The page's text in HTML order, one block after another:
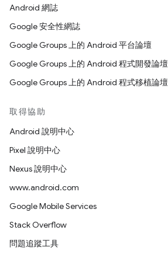
Android 網誌
Google 安全性網誌
Google Groups 上的 Android 平台論壇
Google Groups 上的 Android 程式開發論壇
Google Groups 上的 Android 程式移植論壇
取得協助
Android 說明中心
Pixel 說明中心
Nexus 說明中心
www.android.com
Google Mobile Services
Stack Overflow
問題追蹤工具